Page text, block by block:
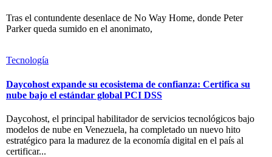
Tras el contundente desenlace de No Way Home, donde Peter
Parker queda sumido en el anonimato,
Tecnología
Daycohost expande su ecosistema de confianza: Certifica su
nube bajo el estándar global PCI DSS
Daycohost, el principal habilitador de servicios tecnológicos bajo
modelos de nube en Venezuela, ha completado un nuevo hito
estratégico para la madurez de la economía digital en el país al
certificar...